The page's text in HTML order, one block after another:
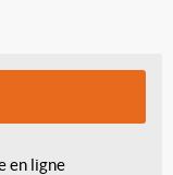
en ligne